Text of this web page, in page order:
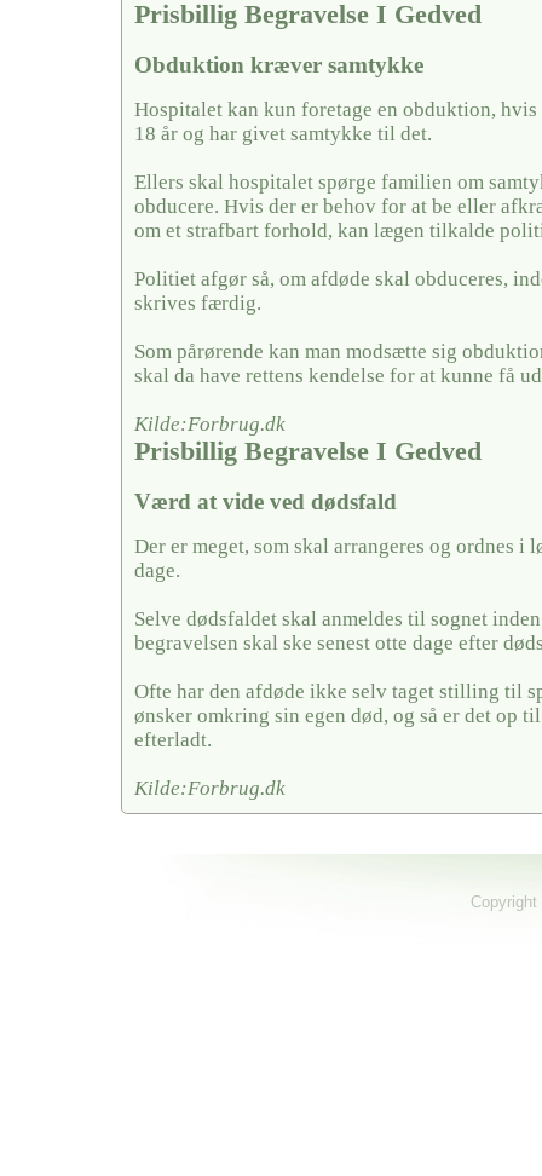
Prisbillig Begravelse I Gedved
Obduktion kræver samtykke
Hospitalet kan kun foretage en obduktion,
18 år og har givet samtykke til det.
Ellers skal hospitalet spørge familien om
obducere. Hvis der er behov for at be eller
om et strafbart forhold, kan lægen tilkalde
Politiet afgør så, om afdøde skal obduceres,
skrives færdig.
Som pårørende kan man modsætte sig
skal da have rettens kendelse for at kunne få
Kilde:Forbrug.dk
Prisbillig Begravelse I Gedved
Værd at vide ved dødsfald
Der er meget, som skal arrangeres og ordnes i
dage.
Selve dødsfaldet skal anmeldes til sognet
begravelsen skal ske senest otte dage efter
Ofte har den afdøde ikke selv taget stilling til
ønsker omkring sin egen død, og så er det op
efterladt.
Kilde:Forbrug.dk